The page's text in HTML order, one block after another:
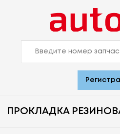
ПРОКЛАДКА